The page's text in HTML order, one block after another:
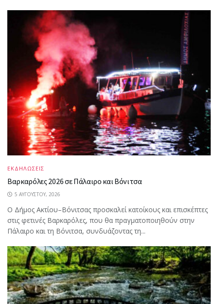
ΕΚΔΗΛΩΣΕΙΣ
Βαρκαρόλες 2026 σε Πάλαιρο και Βόνιτσα
5 ΑΥΓΟΎΣΤΟΥ, 2026
Ο Δήμος Ακτίου–Βόνιτσας προσκαλεί κατοίκους και επισκέπτες
στις φετινές Βαρκαρόλες, που θα πραγματοποιηθούν στην
Πάλαιρο και τη Βόνιτσα, συνδυάζοντας τη...